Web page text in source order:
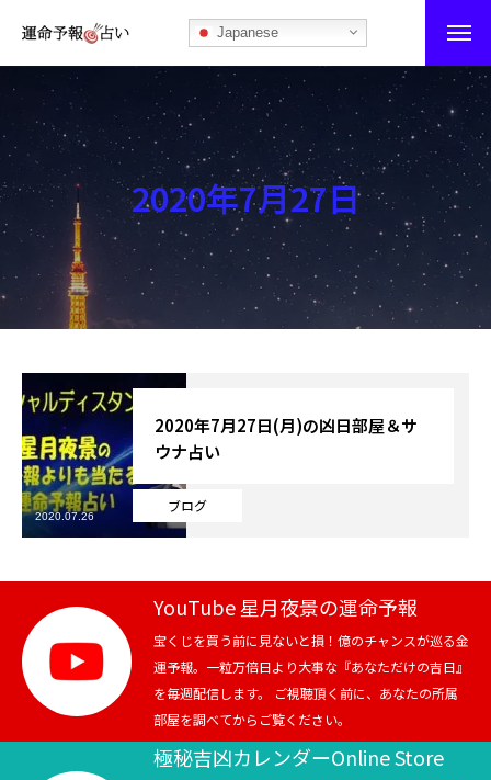
Japanese
運命予報占い
運命予報占いとは
あなたの所属部屋を探そう！
最恐の相性占い
秘伝公開！吉凶カレンダー
記事カテゴリー
ブログ
お知らせ
テニス
スポーツ
競馬
2020年7月27日
ブログ
2020年7月27日(月)の凶日部屋＆サ
ウナ占い
2020.07.26
YouTube 星月夜景の運命予報
宝くじを買う前に見ないと損！億のチャンスが巡る金
運予報。一粒万倍日より大事な『あなただけの吉日』
を毎週配信します。 ご視聴頂く前に、あなたの所属
部屋を調べてからご覧ください。
極秘吉凶カレンダーOnline Store